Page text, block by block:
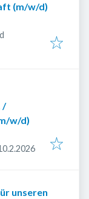
(m/w/d)
/
B.A./ M.A. (m/w/d)
:
unseren